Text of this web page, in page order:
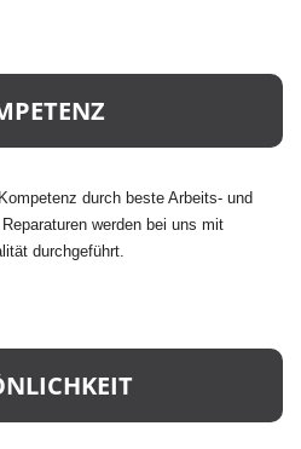
durch beste Arbeits- und
werden bei uns mit
durchgeführt.